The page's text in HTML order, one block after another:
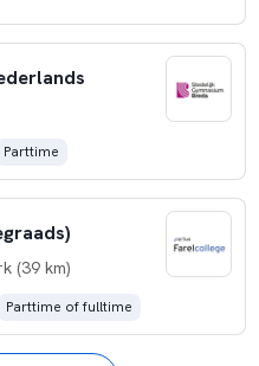
Parttime
(39 km)
Parttime of fulltime